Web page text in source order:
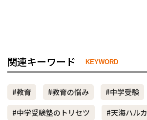
関連キーワード KEYWORD
#教育 #教育の悩み #中学受験
#中学受験塾のトリセツ
#天海ハルカ